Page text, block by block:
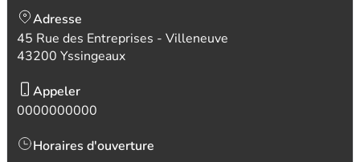
Adresse
45 Rue des Entreprises - Villeneuve
43200 Yssingeaux
Appeler
0000000000
Horaires d'ouverture